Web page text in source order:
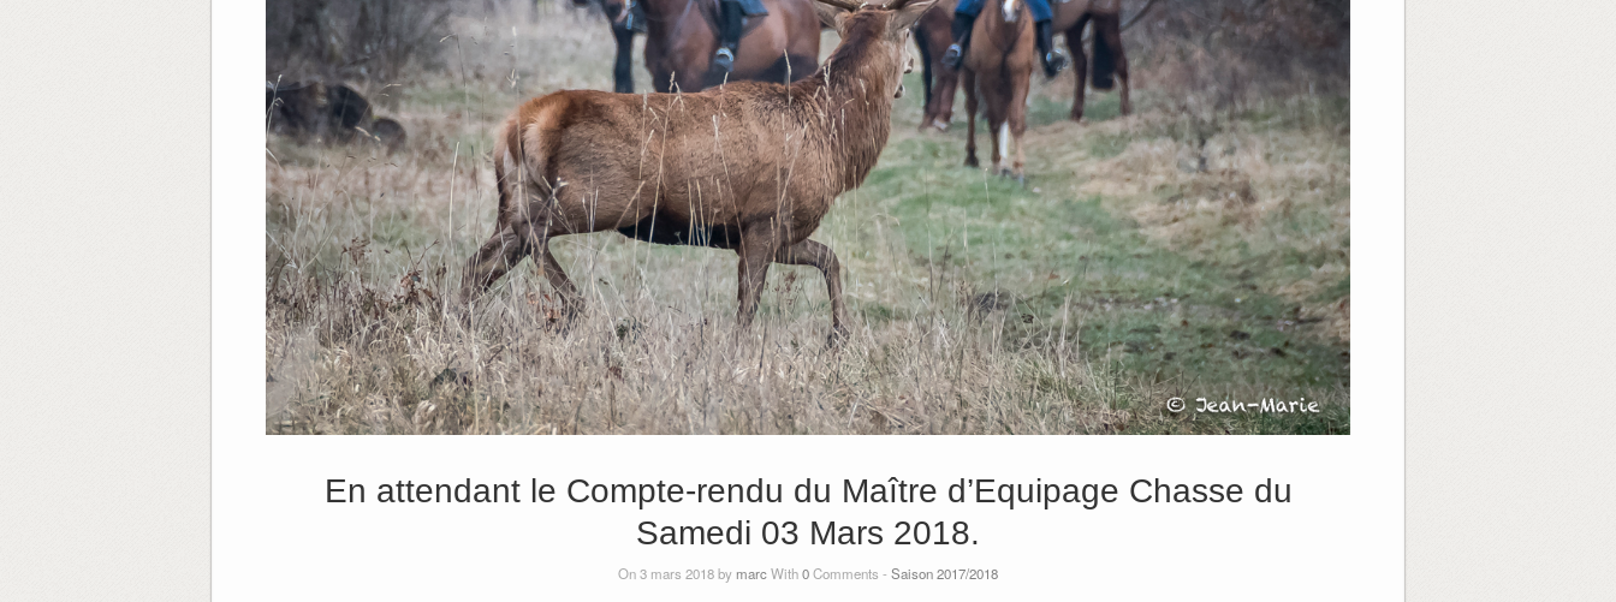
En attendant le Compte-rendu du Maître d’Equipage Chasse du
Samedi 03 Mars 2018.
On 3 mars 2018 by marcWith0Comments - Saison 2017/2018